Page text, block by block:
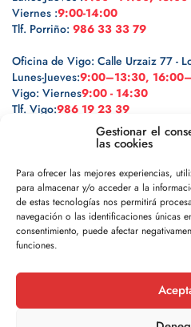
Gestionar el
las cookies
Para ofrecer las mejores experiencias,
para almacenar y/o acceder a la
de estas tecnologías nos permitirá
navegación o las identificaciones únicas
consentimiento, puede afectar
funciones.
Viernes :9:00-14:00
Tlf. Porriño: 986 33 33 79
Oficina de Vigo: Calle Urzaiz 77 -
Lunes-Jueves:9:00–13:30,
Vigo: Viernes9:00 - 14:30
Tlf. Vigo:986 19 23 39
Legal
Política de privacidad